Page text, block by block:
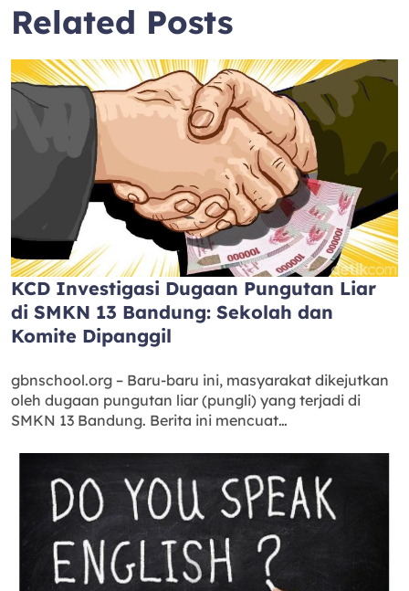
Related Posts
KCD Investigasi Dugaan Pungutan Liar
di SMKN 13 Bandung: Sekolah dan
Komite Dipanggil
gbnschool.org – Baru-baru ini, masyarakat dikejutkan
oleh dugaan pungutan liar (pungli) yang terjadi di
SMKN 13 Bandung. Berita ini mencuat…